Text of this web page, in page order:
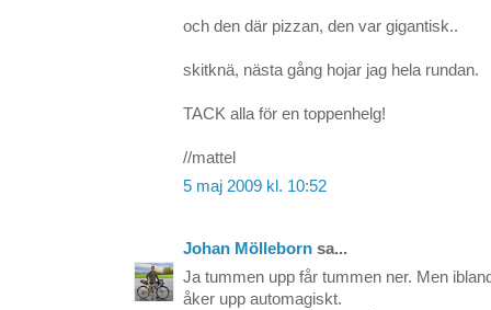
och den där pizzan, den var gigantisk..
skitknä, nästa gång hojar jag hela rundan.
TACK alla för en toppenhelg!
//mattel
5 maj 2009 kl. 10:52
Johan Mölleborn sa...
Ja tummen upp får tummen ner. Men
åker upp automagiskt.